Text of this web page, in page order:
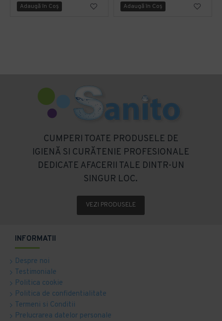
Adaugă în Coş Adaugă în Coş
CUMPERI TOATE PRODUSELE DE
IGIENĂ SI CURĂTENIE PROFESIONALE
DEDICATE AFACERII TALE DINTR-UN
SINGUR LOC.
VEZI PRODUSELE
INFORMATII
Despre noi
Testimoniale
Politica cookie
Politica de confidentialitate
Termeni si Conditii
Prelucrarea datelor personale